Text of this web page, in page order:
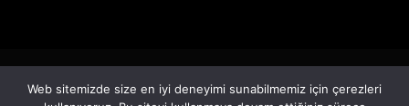
Web sitemizde size en iyi deneyimi sunabilmemiz için çerezleri